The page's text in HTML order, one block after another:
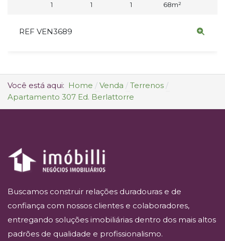
1 1 1 68m²
REF VEN3689
Você está aqui: Home Venda
Terrenos
Apartamento 307 Ed. Berlattorre
Buscamos construir relações duradouras e de
confiança com nossos clientes e colaboradores,
entregando soluções imobiliárias dentro dos mais altos
padrões de qualidade e profissionalismo.